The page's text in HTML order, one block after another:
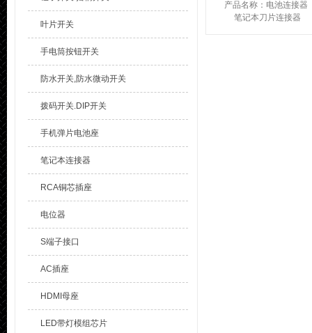
叶片开关
手电筒按钮开关
防水开关,防水微动开关
拨码开关.DIP开关
手机弹片电池座
笔记本连接器
RCA铜芯插座
电位器
S端子接口
AC插座
HDMI母座
LED带灯模组芯片
产品名称：电池连接器
笔记本刀片连接器